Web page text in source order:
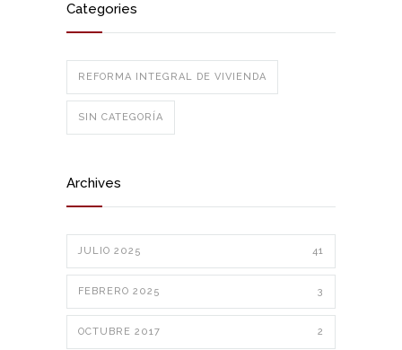
Categories
REFORMA INTEGRAL DE VIVIENDA
SIN CATEGORÍA
Archives
JULIO 2025 41
FEBRERO 2025 3
OCTUBRE 2017 2